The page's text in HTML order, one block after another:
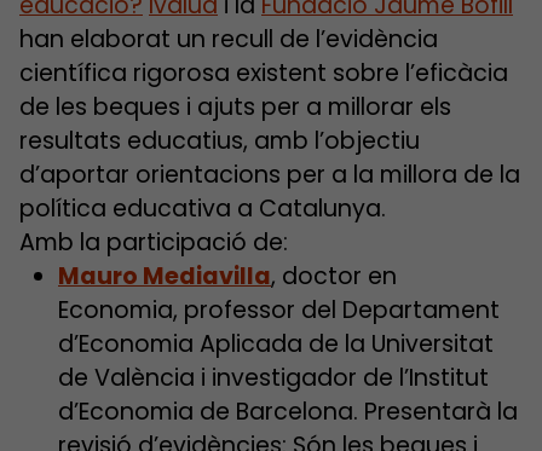
han elaborat un recull de l’evidència
científica rigorosa existent sobre l’eficàcia
de les beques i ajuts per a millorar els
resultats educatius, amb l’objectiu
d’aportar orientacions per a la millora de la
política educativa a Catalunya.
Amb la participació de:
Mauro Mediavilla, doctor en
Economia, professor del Departament
d’Economia Aplicada de la Universitat
de València i investigador de l’Institut
d’Economia de Barcelona. Presentarà la